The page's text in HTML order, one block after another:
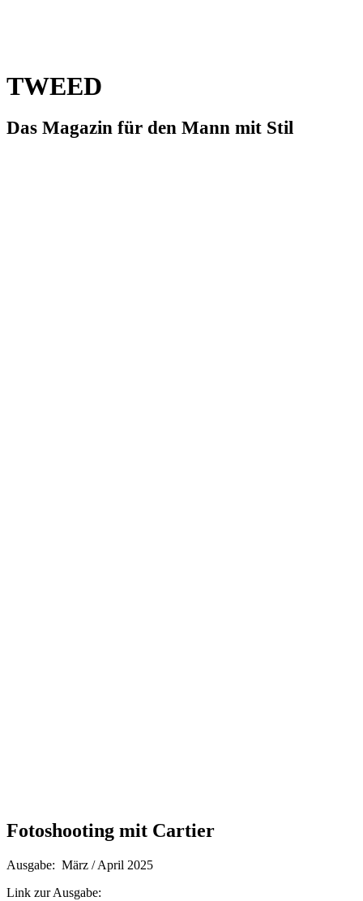
TWEED
Das Magazin für den Mann mit Stil
Fotoshooting mit Cartier
Ausgabe: März / April 2025
Link zur Ausgabe: